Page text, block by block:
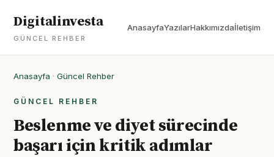
Digitalinvesta
GÜNCEL REHBER
AnasayfaYazılarHakkımızdaİletişim
Anasayfa · Güncel Rehber
GÜNCEL REHBER
Beslenme ve diyet sürecinde
başarı için kritik adımlar